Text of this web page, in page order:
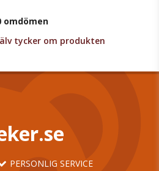
omdömen
tycker om produkten
PERSONLIG SERVICE